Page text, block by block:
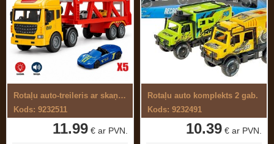
Rotaļu auto-treileris ar skaņu ,gaismu ...
Kods: 9232511
11.99 € ar PVN.
Rotaļu auto komplekts 2 gab.
Kods: 9232491
10.39 € ar PVN.